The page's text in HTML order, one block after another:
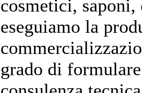
cosmetici,
eseguiamo la
grado di